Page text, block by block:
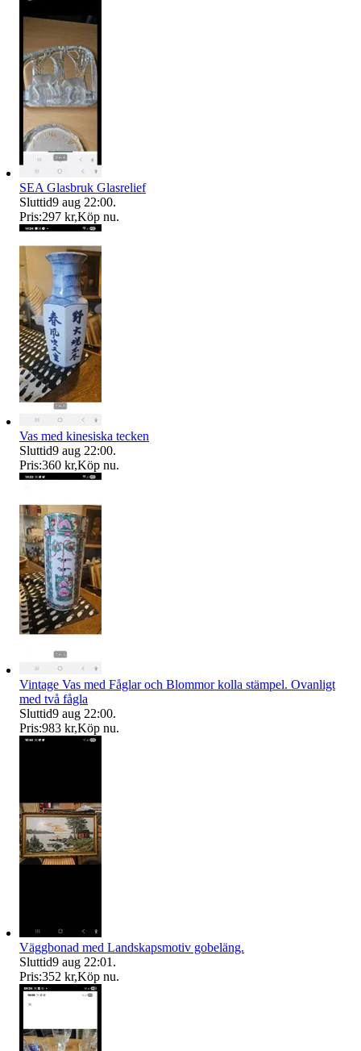
SEA Glasbruk Glasrelief
Sluttid9 aug 22:00.
Pris:297 kr,Köp nu.
Vas med kinesiska tecken
Sluttid9 aug 22:00.
Pris:360 kr,Köp nu.
Vintage Vas med Fåglar och Blommor kolla stämpel. Ovanligt
med två fågla
Sluttid9 aug 22:00.
Pris:983 kr,Köp nu.
Väggbonad med Landskapsmotiv gobeläng.
Sluttid9 aug 22:01 .
Pris:352 kr,Köp nu.